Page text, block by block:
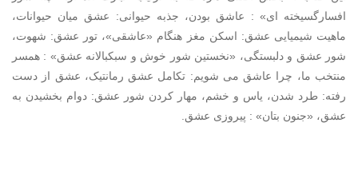
افسارگسیخته ای» : عاشق بودن، جذبه حیوانی: عشق میان حیوانات،
ماهیت شیمیایی عشق: اسکن مغز هنگام «عاشقی»، تور عشق: شهوت،
شور عشق و دلبستگی، «نخستین شور خوش و سبکبالانه عشق» : همسر
منتخب ما، چرا عاشق می شویم: تکامل عشق رمانتیک، عشق از دست
رفته: طرد شدن، یاس و خشم، مهار کردن شور عشق: دوام بخشیدن به
عشق، «جنون بتان» : پیروزی عشق.